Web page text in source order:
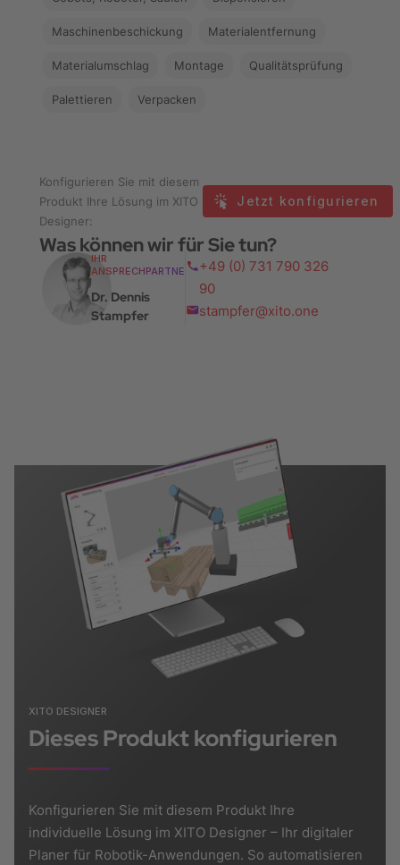
Maschinenbeschickung Materialentfernung
Materialumschlag Montage Qualitätsprüfung
Palettieren Verpacken
Konfigurieren Sie mit diesem
Produkt Ihre Lösung im XITO
Designer:
Jetzt konfigurieren
Was können wir für Sie tun?
IHR
ANSPRECHPARTNER
Dr. Dennis
Stampfer
+49 (0) 731 790 326
90
stampfer@xito.one
XITO DESIGNER
Dieses Produkt konfigurieren
Konfigurieren Sie mit diesem Produkt Ihre
individuelle Lösung im XITO Designer – Ihr digitaler
Planer für Robotik-Anwendungen. So automatisieren